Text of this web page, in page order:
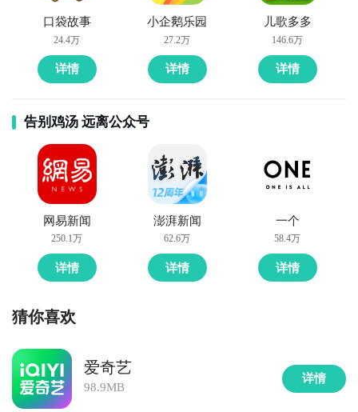
口袋故事
24.4万
详情
小企鹅乐园
27.2万
详情
儿歌多多
146.6万
详情
告别鸡汤 远离公众号
网易新闻
250.1万
详情
澎湃新闻
62.6万
详情
一个
58.4万
详情
猜你喜欢
爱奇艺
98.9MB
详情